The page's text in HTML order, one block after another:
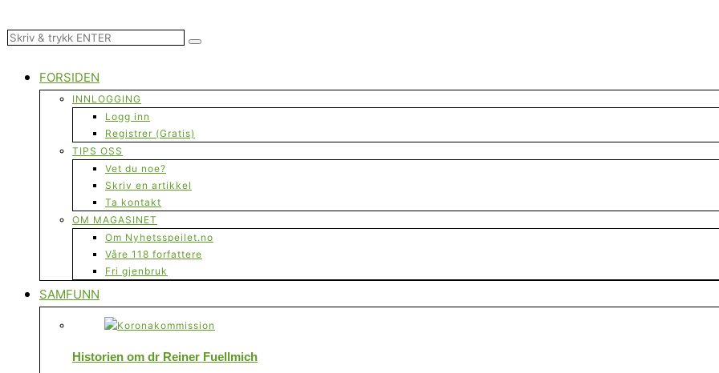
FORSIDEN
INNLOGGING
Logg inn
Registrer (Gratis)
TIPS OSS
Vet du noe?
Skriv en artikkel
Ta kontakt
OM MAGASINET
Om Nyhetsspeilet.no
Våre 118 forfattere
Fri gjenbruk
SAMFUNN
Historien om dr Reiner Fuellmich